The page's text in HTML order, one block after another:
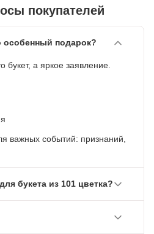
покупателей
особенный подарок?
а яркое заявление.
важных событий: признаний,
букета из 101 цветка?